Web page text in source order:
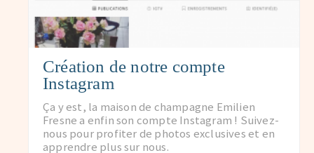
Création de notre compte
Instagram
Ça y est, la maison de champagne Emilien
Fresne a enfin son compte Instagram ! Suivez-
nous pour profiter de photos exclusives et en
apprendre plus sur nous.